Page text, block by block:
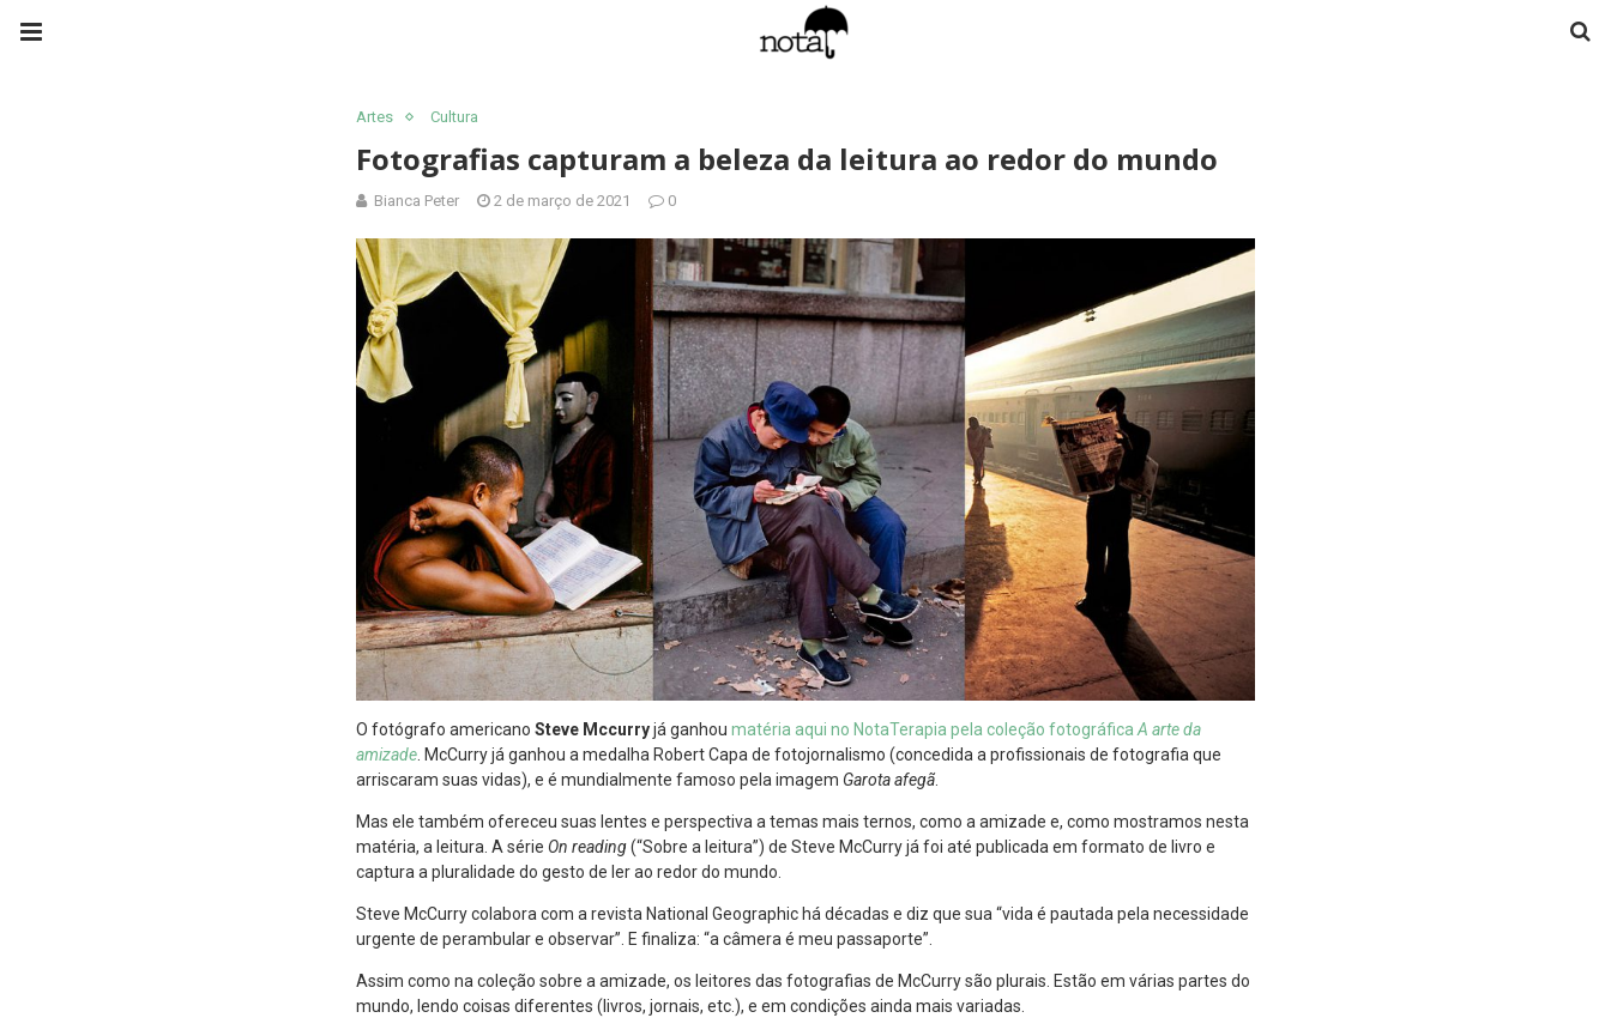
Artes Cultura
Fotografias capturam a beleza da leitura ao redor do mundo
Bianca Peter 2 de março de 2021 0
O fotógrafo americano Steve Mccurryjá ganhou matéria aqui no NotaTerapia pela coleção fotográfica A arte da
amizade . McCurry já ganhou a medalha Robert Capa de fotojornalismo (concedida a profissionais de fotografia que
arriscaram suas vidas), e é mundialmente famoso pela imagem Garota afegã.
Mas ele também ofereceu suas lentes e perspectiva a temas mais ternos, como a amizade e, como mostramos nesta
matéria, a leitura. A série On reading(“Sobre a leitura”) de Steve McCurry já foi até publicada em formato de livro e
captura a pluralidade do gesto de ler ao redor do mundo.
Steve McCurry colabora com a revista National Geographic há décadas e diz que sua “vida é pautada pela necessidade
urgente de perambular e observar”. E finaliza: “a câmera é meu passaporte”.
Assim como na coleção sobre a amizade, os leitores das fotografias de McCurry são plurais. Estão em várias partes do
mundo, lendo coisas diferentes (livros, jornais, etc.), e em condições ainda mais variadas.